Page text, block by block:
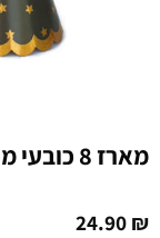
מארז 8 כובעי מסיבה שחור נקודות זהב
24.90₪